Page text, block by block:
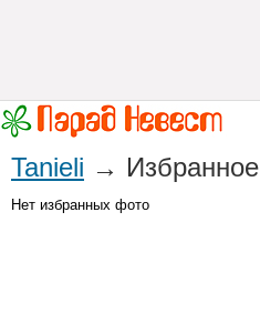
Tanieli → Избранное
Нет избранных фото